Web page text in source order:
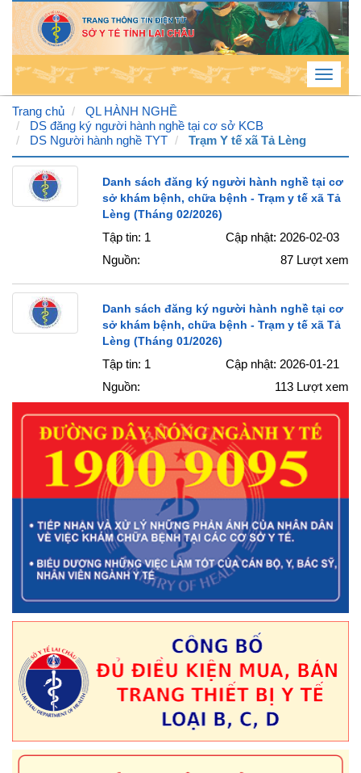
Thứ
5 , 6
/ 8 /
AM
Toggle
Trang chủ
QL HÀNH NGHỀ
DS đăng ký người hành nghề tại cơ sở KCB
DS Người hành nghề TYT
Trạm Y tế xã Tả Lèng
Danh sách đăng ký người hành nghề tại cơ
sở khám bệnh, chữa bệnh - Trạm y tế xã Tả
Lèng (Tháng 02/2026)
Tập tin: 1
Cập nhật: 2026-02-03
Nguồn:
87 Lượt xem
Danh sách đăng ký người hành nghề tại cơ
sở khám bệnh, chữa bệnh - Trạm y tế xã Tả
Lèng (Tháng 01/2026)
Tập tin: 1
Cập nhật: 2026-01-21
Nguồn:
113 Lượt xem